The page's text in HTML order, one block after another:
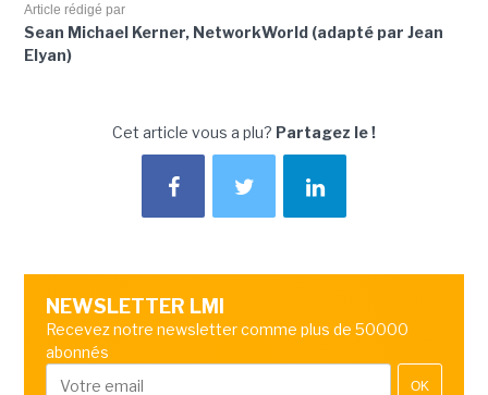
Article rédigé par
Sean Michael Kerner, NetworkWorld (adapté par Jean
Elyan)
Cet article vous a plu? Partagez le !
NEWSLETTER LMI
Recevez notre newsletter comme plus de 50000
abonnés
OK